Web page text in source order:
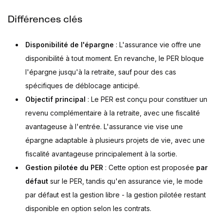
Différences clés
Disponibilité de l'épargne : L'assurance vie offre une
disponibilité à tout moment. En revanche, le PER bloque
l'épargne jusqu'à la retraite, sauf pour des cas
spécifiques de déblocage anticipé.
Objectif principal : Le PER est conçu pour constituer un
revenu complémentaire à la retraite, avec une fiscalité
avantageuse à l'entrée. L'assurance vie vise une
épargne adaptable à plusieurs projets de vie, avec une
fiscalité avantageuse principalement à la sortie.
Gestion pilotée du PER : Cette option est proposée par
défaut sur le PER, tandis qu'en assurance vie, le mode
par défaut est la gestion libre - la gestion pilotée restant
disponible en option selon les contrats.